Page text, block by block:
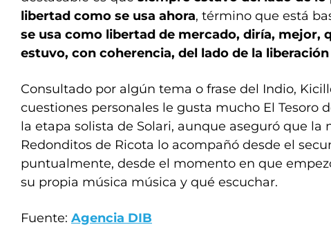
libertad como se usa ahora, término que está
se usa como libertad de mercado, diría, mejor,
estuvo, con coherencia, del lado de la
Consultado por algún tema o frase del Indio,
cuestiones personales le gusta mucho El Tesoro
la etapa solista de Solari, aunque aseguró que la
Redonditos de Ricota lo acompañó desde el
puntualmente, desde el momento en que
su propia música música y qué escuchar.
Fuente: Agencia DIB